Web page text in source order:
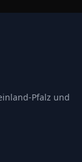
Pfalz und